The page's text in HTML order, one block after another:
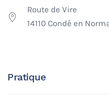
Route de Vire
14110 Condé en
Pratique